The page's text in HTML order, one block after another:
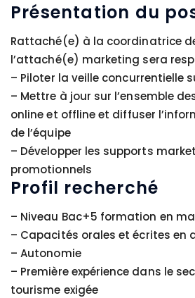
Présentation du
Rattaché(e) à la coordinatrice
l’attaché(e) marketing sera
– Piloter la veille concurrentielle
– Mettre à jour sur l’ensemble
online et offline et diffuser
de l’équipe
– Développer les supports
promotionnels
Profil recherché
– Niveau Bac+5 formation en
– Capacités orales et écrites en
– Autonomie
– Première expérience dans le
tourisme exigée